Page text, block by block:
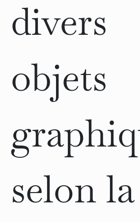
divers
objets
selon la